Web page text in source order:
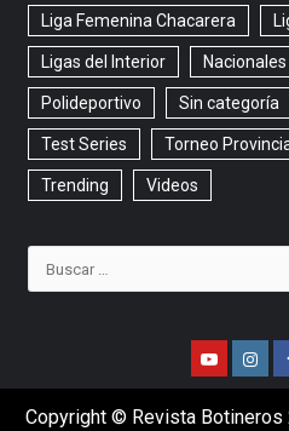
Liga Femenina Chacarera
Ligas del Interior Nacionales
Polideportivo Sin categoría
Test Series Torneo
Trending Videos
Copyright © Revista